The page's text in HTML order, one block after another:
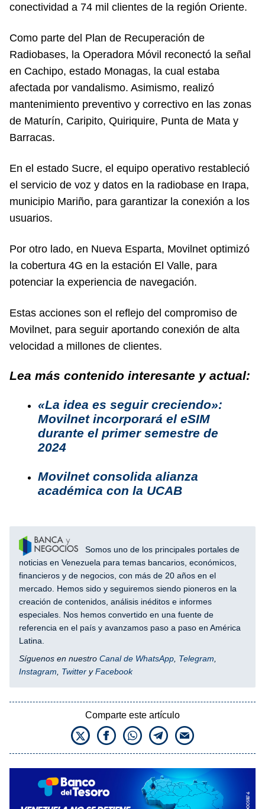
conectividad a 74 mil clientes de la región Oriente.
Como parte del Plan de Recuperación de
Radiobases, la Operadora Móvil reconectó la señal
en Cachipo, estado Monagas, la cual estaba
afectada por vandalismo. Asimismo, realizó
mantenimiento preventivo y correctivo en las zonas
de Maturín, Caripito, Quiriquire, Punta de Mata y
Barracas.
En el estado Sucre, el equipo operativo restableció
el servicio de voz y datos en la radiobase en Irapa,
municipio Mariño, para garantizar la conexión a los
usuarios.
Por otro lado, en Nueva Esparta, Movilnet optimizó
la cobertura 4G en la estación El Valle, para
potenciar la experiencia de navegación.
Estas acciones son el reflejo del compromiso de
Movilnet, para seguir aportando conexión de alta
velocidad a millones de clientes.
Lea más contenido interesante y actual:
«La idea es seguir creciendo»:
Movilnet incorporará el eSIM
durante el primer semestre de
2024
Movilnet consolida alianza
académica con la UCAB
Somos uno de los principales portales de
noticias en Venezuela para temas bancarios, económicos,
financieros y de negocios, con más de 20 años en el
mercado. Hemos sido y seguiremos siendo pioneros en la
creación de contenidos, análisis inéditos e informes
especiales. Nos hemos convertido en una fuente de
referencia en el país y avanzamos paso a paso en América
Latina.
Síguenos en nuestro Canal de WhatsApp Telegram
Instagram
Twitter yFacebook
Comparte este artículo